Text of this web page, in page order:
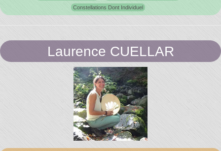
Constellations Dont Individuel
Laurence CUELLAR